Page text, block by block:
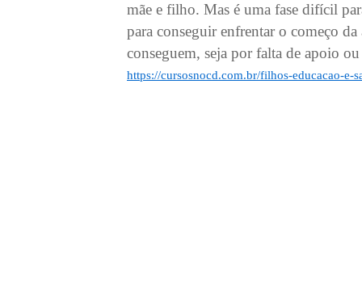
mãe e filho. Mas é uma fase difícil
para conseguir enfrentar o começo
conseguem, seja por falta de apoio
https://cursosnocd.com.br/filhos-educacao-e-